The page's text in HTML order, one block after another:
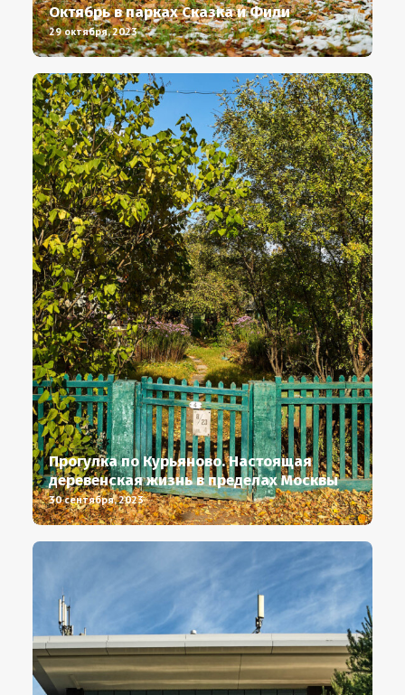
Октябрь в парках Сказка и Фили
29 октября, 2023
Прогулка по Курьяново. Настоящая
деревенская жизнь в пределах Москвы
30 сентября, 2023